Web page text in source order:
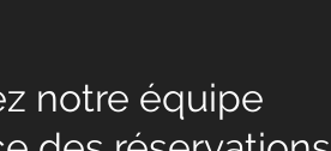
notre équipe